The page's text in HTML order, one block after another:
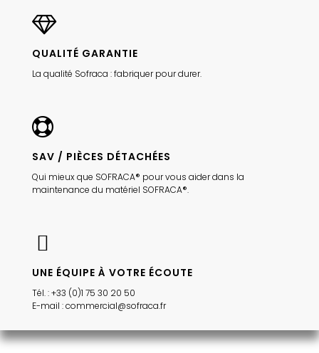
QUALITÉ GARANTIE
La qualité Sofraca : fabriquer pour durer.
SAV / PIÈCES DÉTACHÉES
Qui mieux que SOFRACA® pour vous aider dans la
maintenance du matériel SOFRACA®.
UNE ÉQUIPE À VOTRE ÉCOUTE
Tél. : +33 (0)1 75 30 20 50
E-mail : commercial@sofraca.fr